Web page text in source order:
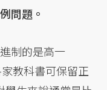
問題。
制的是高一
教科書可保留正